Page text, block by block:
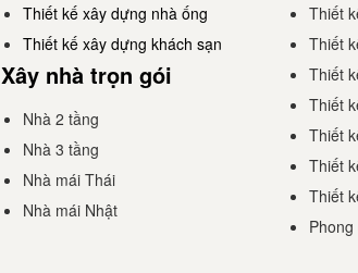
Thiết kế xây dựng nhà ống
Thiết kế xây dựng khách sạn
Xây nhà trọn gói
Nhà 2 tầng
Nhà 3 tầng
Nhà mái Thái
Nhà mái Nhật
Thiết
Thiết
Thiết
Thiết
Thiết
Thiết
Thiết